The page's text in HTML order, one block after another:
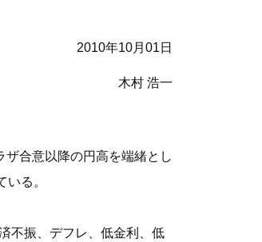
2010年10月01日
木村 浩一
合意以降の円高を端緒とし
る。
不振、デフレ、低金利、低